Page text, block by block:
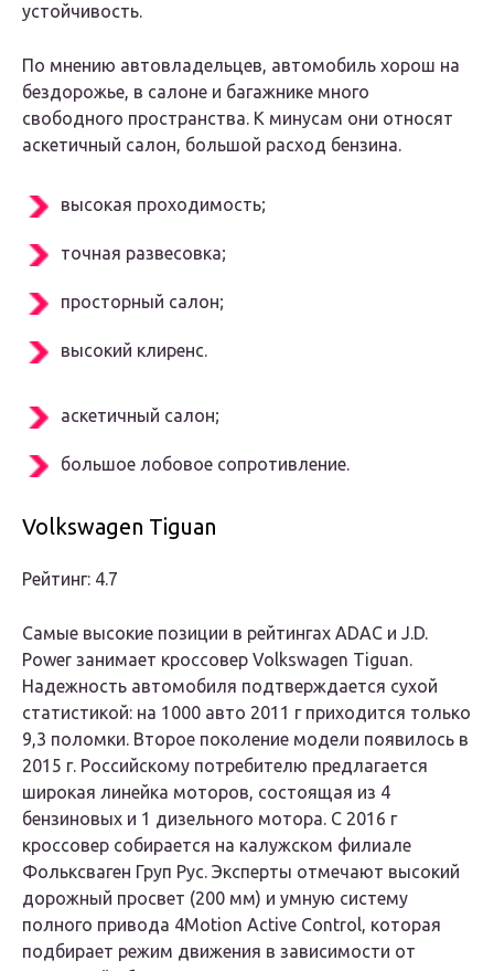
устойчивость.
По мнению автовладельцев, автомобиль хорош на
бездорожье, в салоне и багажнике много
свободного пространства. К минусам они относят
аскетичный салон, большой расход бензина.
высокая проходимость;
точная развесовка;
просторный салон;
высокий клиренс.
аскетичный салон;
большое лобовое сопротивление.
Volkswagen Tiguan
Рейтинг: 4.7
Самые высокие позиции в рейтингах ADAC и J.D.
Power занимает кроссовер Volkswagen Tiguan.
Надежность автомобиля подтверждается сухой
статистикой: на 1000 авто 2011 г приходится только
9,3 поломки. Второе поколение модели появилось в
2015 г. Российскому потребителю предлагается
широкая линейка моторов, состоящая из 4
бензиновых и 1 дизельного мотора. С 2016 г
кроссовер собирается на калужском филиале
Фольксваген Груп Рус. Эксперты отмечают высокий
дорожный просвет (200 мм) и умную систему
полного привода 4Motion Active Control, которая
подбирает режим движения в зависимости от